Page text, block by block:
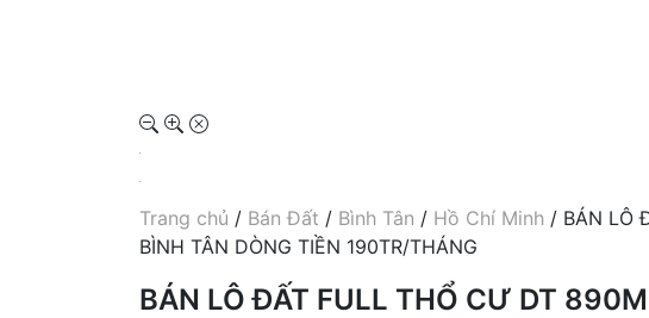
Trang chủ / Bán Đất / Bình Tân / Hồ Chí Minh / BÁN LÔ
BÌNH TÂN DÒNG TIỀN 190TR/THÁNG
BÁN LÔ ĐẤT FULL THỔ CƯ DT